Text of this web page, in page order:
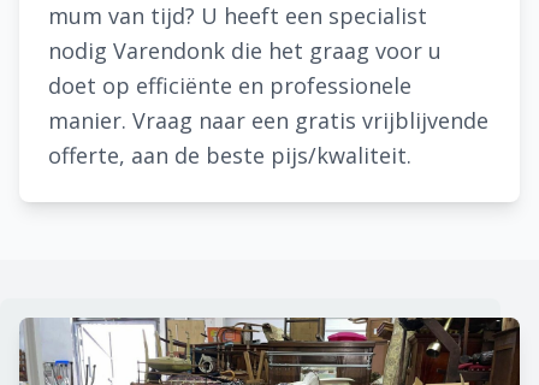
mum van tijd? U heeft een specialist
nodig Varendonk die het graag voor u
doet op efficiënte en professionele
manier. Vraag naar een gratis vrijblijvende
offerte, aan de beste pijs/kwaliteit.